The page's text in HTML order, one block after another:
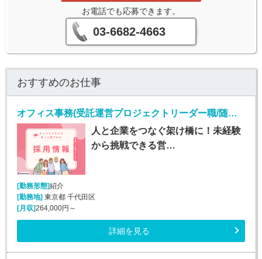
お電話でも応募できます。
03-6682-4663
おすすめのお仕事
オフィス事務(受託運営プロジェクトリーダー職/随時入社)
人と企業をつなぐ架け橋に！未経験
から挑戦できる営…
[勤務形態]紹介
[勤務地] 東京都 千代田区
[月収]264,000円～
詳細を見る